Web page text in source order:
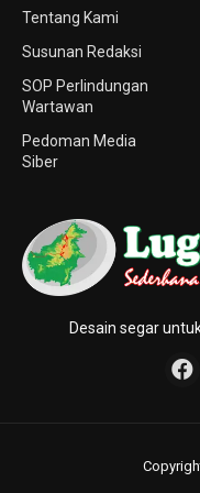
Tentang Kami
Susunan Redaksi
SOP Perlindungan
Wartawan
Pedoman Media
Siber
Desain segar